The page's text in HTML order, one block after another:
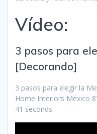
Vídeo:
3 pasos para
[Decorando]
3 pasos para elegir la
Home Interiors México
41 seconds